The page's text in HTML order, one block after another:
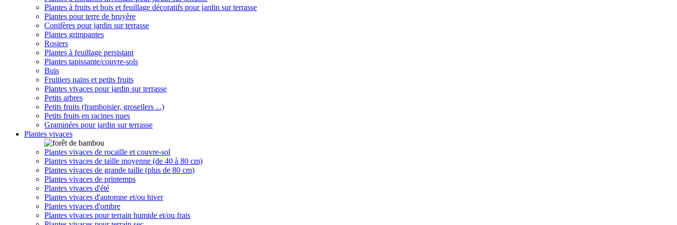
Plantes à fruits et bois et feuillage décoratifs pour jardin sur terrasse
Plantes pour terre de bruyère
Conifères pour jardin sur terrasse
Plantes grimpantes
Rosiers
Plantes à feuillage persistant
Plantes tapissante/couvre-sols
Buis
Fruitiers nains et petits fruits
Plantes vivaces pour jardin sur terrasse
Petits arbres
Petits fruits (framboisier, groseilers ...)
Petits fruits en racines nues
Graminées pour jardin sur terrasse
Plantes vivaces
Plantes vivaces de rocaille et couvre-sol
Plantes vivaces de taille moyenne (de 40 à 80 cm)
Plantes vivaces de grande taille (plus de 80 cm)
Plantes vivaces de printemps
Plantes vivaces d'été
Plantes vivaces d'automne et/ou hiver
Plantes vivaces d'ombre
Plantes vivaces pour terrain humide et/ou frais